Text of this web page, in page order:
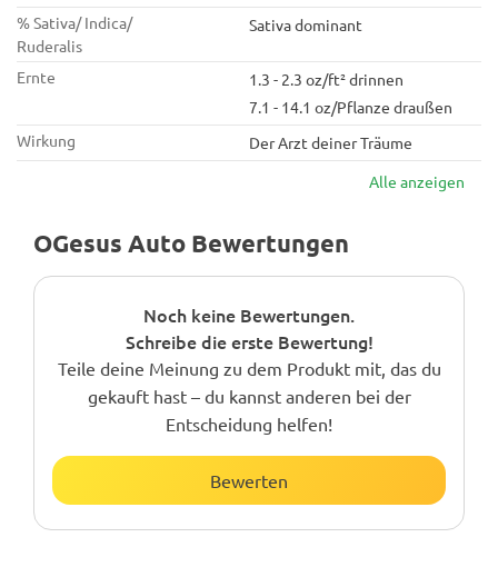
% Sativa/ Indica/
Ruderalis
Sativa dominant
Ernte
1.3 - 2.3 oz/ft² drinnen
7.1 - 14.1 oz/Pflanze draußen
Wirkung
Der Arzt deiner Träume
Alle anzeigen
OGesus Auto Bewertungen
Noch keine Bewertungen.
Schreibe die erste Bewertung!
Teile deine Meinung zu dem Produkt mit, das du
gekauft hast – du kannst anderen bei der
Entscheidung helfen!
Bewerten